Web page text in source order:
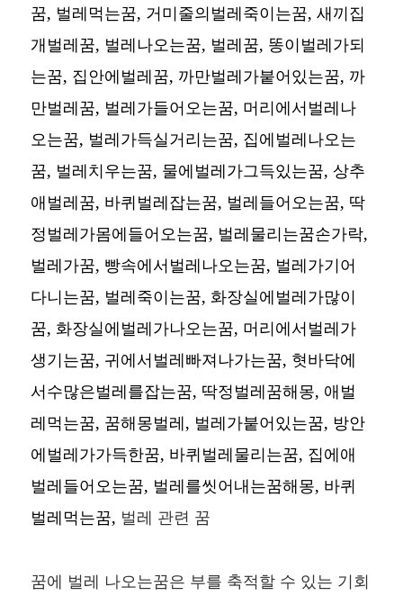
꿈, 벌레먹는꿈, 거미줄의벌레죽이는꿈, 새끼집
개벌레꿈, 벌레나오는꿈, 벌레꿈, 똥이벌레가되
는꿈, 집안에벌레꿈, 까만벌레가붙어있는꿈, 까
만벌레꿈, 벌레가들어오는꿈, 머리에서벌레나
오는꿈, 벌레가득실거리는꿈, 집에벌레나오는
꿈, 벌레치우는꿈, 물에벌레가그득있는꿈, 상추
애벌레꿈, 바퀴벌레잡는꿈, 벌레들어오는꿈, 딱
정벌레가몸에들어오는꿈, 벌레물리는꿈손가락,
벌레가꿈, 빵속에서벌레나오는꿈, 벌레가기어
다니는꿈, 벌레죽이는꿈, 화장실에벌레가많이
꿈, 화장실에벌레가나오는꿈, 머리에서벌레가
생기는꿈, 귀에서벌레빠져나가는꿈, 혓바닥에
서수많은벌레를잡는꿈, 딱정벌레꿈해몽, 애벌
레먹는꿈, 꿈해몽벌레, 벌레가붙어있는꿈, 방안
에벌레가가득한꿈, 바퀴벌레물리는꿈, 집에애
벌레들어오는꿈, 벌레를씻어내는꿈해몽, 바퀴
벌레먹는꿈, 벌레 관련 꿈
꿈에 벌레 나오는꿈은 부를 축적할 수 있는 기회